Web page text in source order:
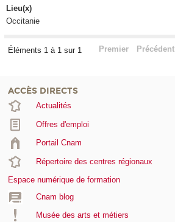
Lieu(x)
Occitanie
Éléments 1 à 1 sur 1 Premier Précédent
ACCÈS DIRECTS
Actualités
Offres d'emploi
Portail Cnam
Répertoire des centres régionaux
Espace numérique de formation
Cnam blog
Musée des arts et métiers